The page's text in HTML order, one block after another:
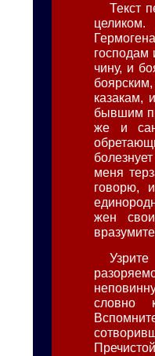
Текст
господам
чину, и
казакам,
бывшим
же и
меня
говорю,
жен
словно